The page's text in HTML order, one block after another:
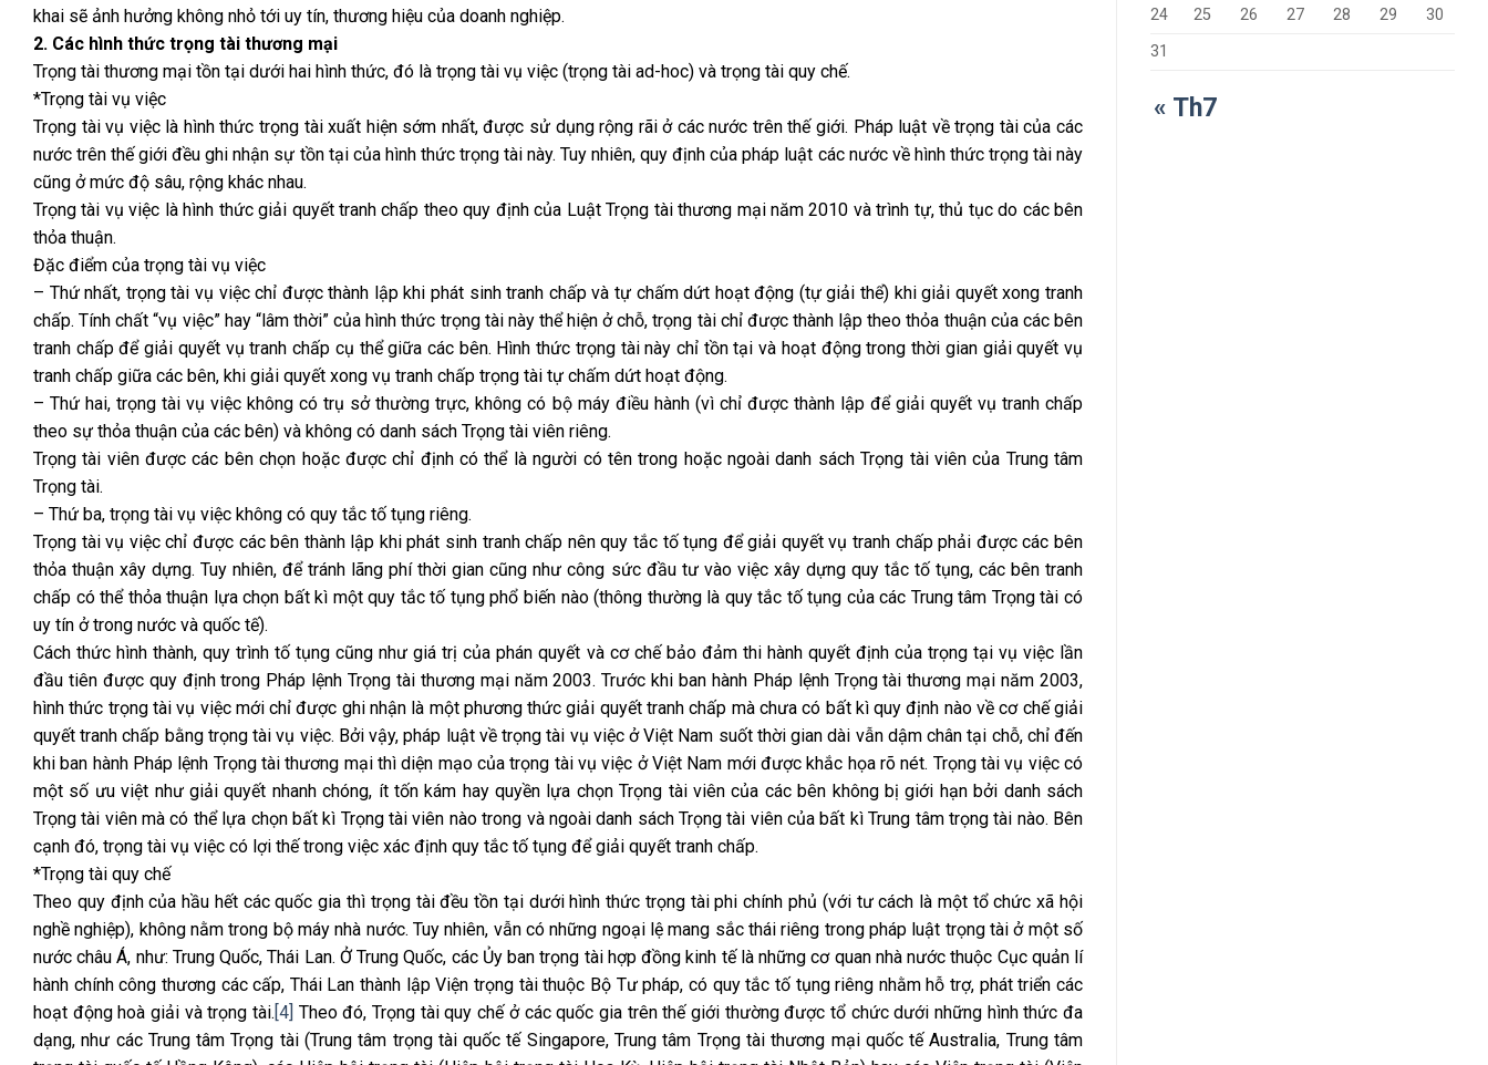
khai sẽ ảnh hưởng không nhỏ tới uy tín, thương hiệu của doanh nghiệp.
2. Các hình thức trọng tài thương mại
Trọng tài thương mại tồn tại dưới hai hình thức, đó là trọng tài vụ việc (trọng tài ad-hoc) và trọng tài quy chế.
*Trọng tài vụ việc
Trọng tài vụ việc là hình thức trọng tài xuất hiện sớm nhất, được sử dụng rộng rãi ở các nước trên thế giới. Pháp luật về trọng tài của các
nước trên thế giới đều ghi nhận sự tồn tại của hình thức trọng tài này. Tuy nhiên, quy định của pháp luật các nước về hình thức trọng tài này
cũng ở mức độ sâu, rộng khác nhau.
Trọng tài vụ việc là hình thức giải quyết tranh chấp theo quy định của Luật Trọng tài thương mại năm 2010 và trình tự, thủ tục do các bên
thỏa thuận.
Đặc điểm của trọng tài vụ việc
– Thứ nhất, trọng tài vụ việc chỉ được thành lập khi phát sinh tranh chấp và tự chấm dứt hoạt động (tự giải thể) khi giải quyết xong tranh
chấp. Tính chất “vụ việc” hay “lâm thời” của hình thức trọng tài này thể hiện ở chỗ, trọng tài chỉ được thành lập theo thỏa thuận của các bên
tranh chấp để giải quyết vụ tranh chấp cụ thể giữa các bên. Hình thức trọng tài này chỉ tồn tại và hoạt động trong thời gian giải quyết vụ
tranh chấp giữa các bên, khi giải quyết xong vụ tranh chấp trọng tài tự chấm dứt hoạt động.
– Thứ hai, trọng tài vụ việc không có trụ sở thường trực, không có bộ máy điều hành (vì chỉ được thành lập để giải quyết vụ tranh chấp
theo sự thỏa thuận của các bên) và không có danh sách Trọng tài viên riêng.
Trọng tài viên được các bên chọn hoặc được chỉ định có thể là người có tên trong hoặc ngoài danh sách Trọng tài viên của Trung tâm
Trọng tài.
– Thứ ba, trọng tài vụ việc không có quy tắc tố tụng riêng.
Trọng tài vụ việc chỉ được các bên thành lập khi phát sinh tranh chấp nên quy tắc tố tụng để giải quyết vụ tranh chấp phải được các bên
thỏa thuận xây dựng. Tuy nhiên, để tránh lãng phí thời gian cũng như công sức đầu tư vào việc xây dựng quy tắc tố tụng, các bên tranh
chấp có thể thỏa thuận lựa chọn bất kì một quy tắc tố tụng phổ biến nào (thông thường là quy tắc tố tụng của các Trung tâm Trọng tài có
uy tín ở trong nước và quốc tế).
Cách thức hình thành, quy trình tố tụng cũng như giá trị của phán quyết và cơ chế bảo đảm thi hành quyết định của trọng tại vụ việc lần
đầu tiên được quy định trong Pháp lệnh Trọng tài thương mại năm 2003. Trước khi ban hành Pháp lệnh Trọng tài thương mại năm 2003,
hình thức trọng tài vụ việc mới chỉ được ghi nhận là một phương thức giải quyết tranh chấp mà chưa có bất kì quy định nào về cơ chế giải
quyết tranh chấp bằng trọng tài vụ việc. Bởi vậy, pháp luật về trọng tài vụ việc ở Việt Nam suốt thời gian dài vẫn dậm chân tại chỗ, chỉ đến
khi ban hành Pháp lệnh Trọng tài thương mại thì diện mạo của trọng tài vụ việc ở Việt Nam mới được khắc họa rõ nét. Trọng tài vụ việc có
một số ưu việt như giải quyết nhanh chóng, ít tốn kám hay quyền lựa chọn Trọng tài viên của các bên không bị giới hạn bởi danh sách
Trọng tài viên mà có thể lựa chọn bất kì Trọng tài viên nào trong và ngoài danh sách Trọng tài viên của bất kì Trung tâm trọng tài nào. Bên
cạnh đó, trọng tài vụ việc có lợi thế trong việc xác định quy tắc tố tụng để giải quyết tranh chấp.
*Trọng tài quy chế
Theo quy định của hầu hết các quốc gia thì trọng tài đều tồn tại dưới hình thức trọng tài phi chính phủ (với tư cách là một tổ chức xã hội
nghề nghiệp), không nằm trong bộ máy nhà nước. Tuy nhiên, vẫn có những ngoại lệ mang sắc thái riêng trong pháp luật trọng tài ở một số
nước châu Á, như: Trung Quốc, Thái Lan. Ở Trung Quốc, các Ủy ban trọng tài hợp đồng kinh tế là những cơ quan nhà nước thuộc Cục quản lí
hành chính công thương các cấp, Thái Lan thành lập Viện trọng tài thuộc Bộ Tư pháp, có quy tắc tố tụng riêng nhằm hỗ trợ, phát triển các
hoạt động hoà giải và trọng tài.[4] Theo đó, Trọng tài quy chế ở các quốc gia trên thế giới thường được tổ chức dưới những hình thức đa
dạng, như các Trung tâm Trọng tài (Trung tâm trọng tài quốc tế Singapore, Trung tâm Trọng tài thương mại quốc tế Australia, Trung tâm
24
25 26 27 28 29
30
31
« Th7